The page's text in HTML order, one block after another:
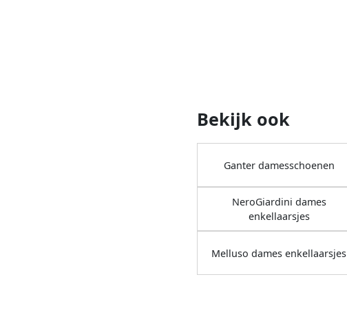
Bekijk ook
Ganter damesschoenen
NeroGiardini dames
enkellaarsjes
Melluso dames enkellaarsjes